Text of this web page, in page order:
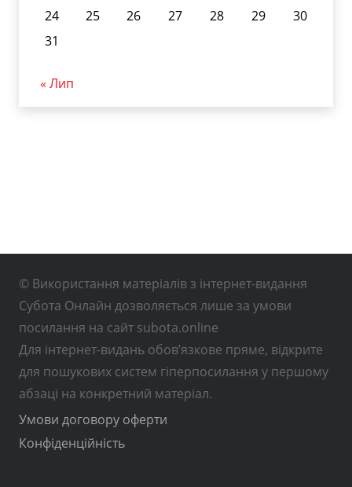
24
25 26 27 28 29
30
31
« Лип
© Використання матеріалів з інтернет-видання
Субота Онлайн дозволяється лише за умови
посилання на сайт subota.online
Для інтернет-видань обов’язкове пряме, відкрите
для пошукових систем гіперпосилання у першому
абзаці на конкретний матеріал.
Умови договору оферти
Конфіденційність